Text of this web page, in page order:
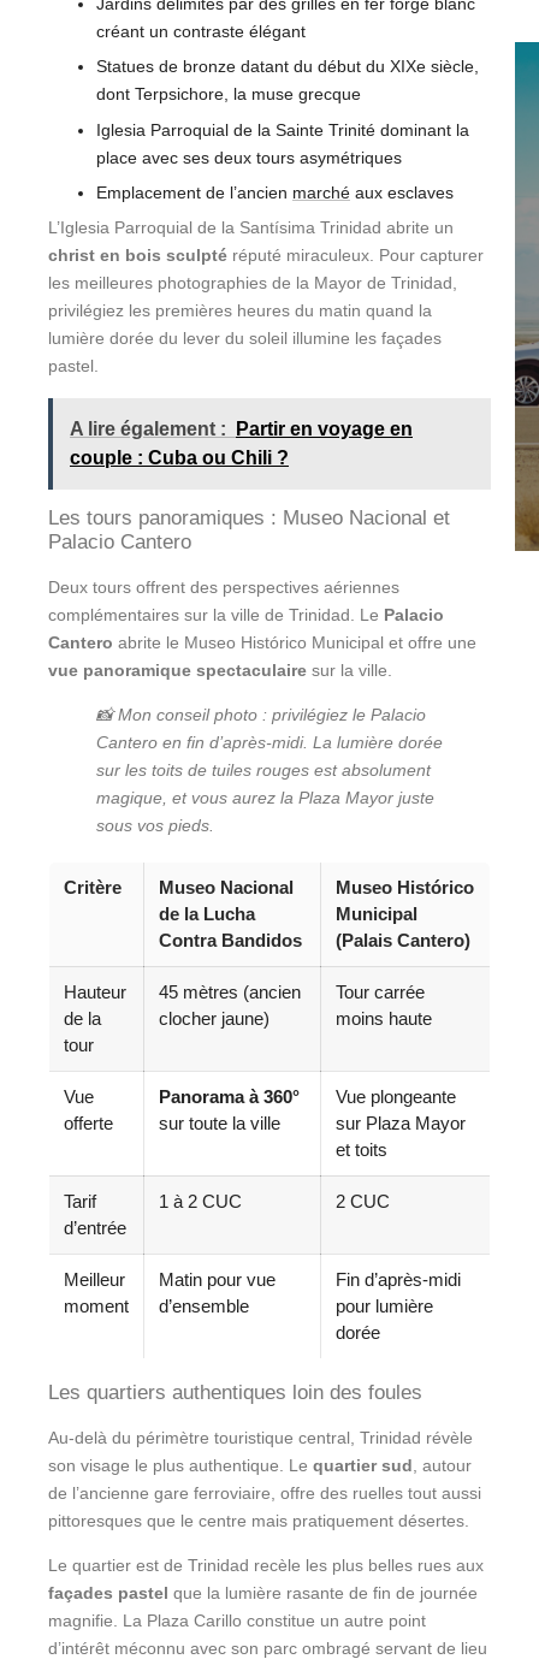
créant un contraste élégant
Statues de bronze datant du début du XIXe siècle,
dont Terpsichore, la muse grecque
Iglesia Parroquial de la Sainte Trinité dominant la
place avec ses deux tours asymétriques
Emplacement de l’ancien marché aux esclaves
L’Iglesia Parroquial de la Santísima Trinidad abrite un
christ en bois sculpté réputé miraculeux. Pour capturer
les meilleures photographies de la Mayor de Trinidad,
privilégiez les premières heures du matin quand la
lumière dorée du lever du soleil illumine les façades
pastel.
A lire également :
Partir en voyage en
couple : Cuba ou Chili ?
Les tours panoramiques : Museo Nacional et
Palacio Cantero
Deux tours offrent des perspectives aériennes
complémentaires sur la ville de Trinidad. Le Palacio
Cantero abrite le Museo Histórico Municipal et offre une
vue panoramique spectaculaire sur la ville.
📸 Mon conseil photo : privilégiez le Palacio
Cantero en fin d’après-midi. La lumière dorée
sur les toits de tuiles rouges est absolument
magique, et vous aurez la Plaza Mayor juste
sous vos pieds.
Critère
Museo Nacional
de la Lucha
Contra Bandidos
Museo Histórico
Municipal
(Palais Cantero)
Hauteur
de la
tour
45 mètres (ancien
clocher jaune)
Tour carrée
moins haute
Vue
offerte
Panorama à 360°
sur toute la ville
Vue plongeante
sur Plaza Mayor
et toits
Tarif
d’entrée
1 à 2 CUC 2 CUC
Meilleur
moment
Matin pour vue
d’ensemble
Fin d’après-midi
pour lumière
dorée
Les quartiers authentiques loin des foules
Au-delà du périmètre touristique central, Trinidad révèle
son visage le plus authentique. Le quartier sud , autour
de l’ancienne gare ferroviaire, offre des ruelles tout aussi
pittoresques que le centre mais pratiquement désertes.
Le quartier est de Trinidad recèle les plus belles rues aux
façades pastel que la lumière rasante de fin de journée
magnifie. La Plaza Carillo constitue un autre point
d’intérêt méconnu avec son parc ombragé servant de lieu